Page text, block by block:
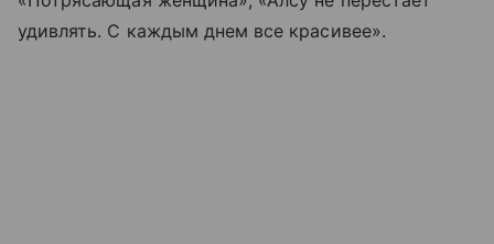
удивлять. С каждым днем все красивее».